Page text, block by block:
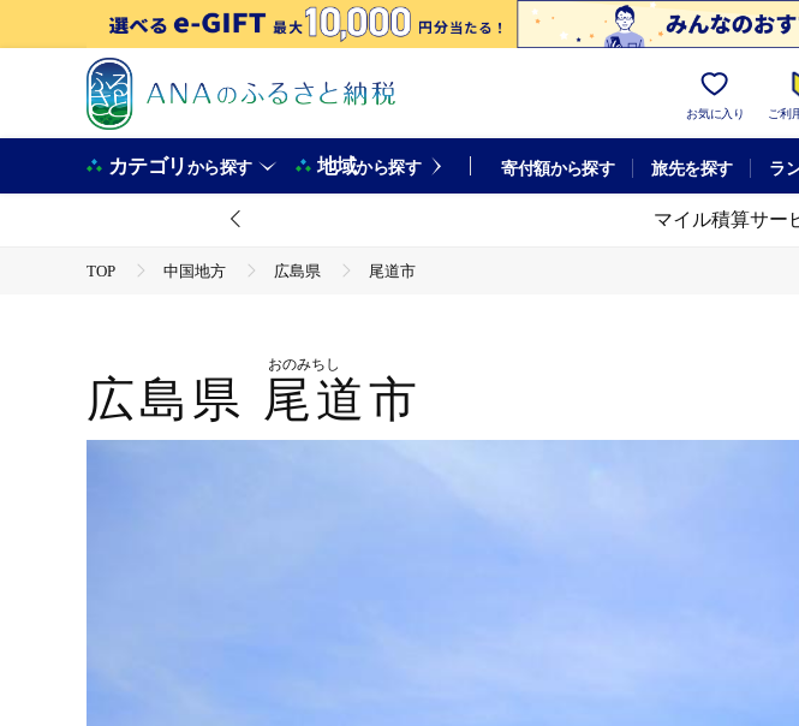
お気に入り ご利
カテゴリから探す 地域から探す 寄付額から探す 旅先を探す ラ
マイル積算サー
TOP 中国地方 広島県 尾道市
広島県 尾道市
おのみちし